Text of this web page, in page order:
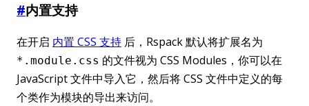
#内置支持
在开启 内置 CSS 支持 后，Rspack 默认将扩展名为
*.module.css 的文件视为 CSS Modules，你可以在
JavaScript 文件中导入它，然后将 CSS 文件中定义的每
个类作为模块的导出来访问。